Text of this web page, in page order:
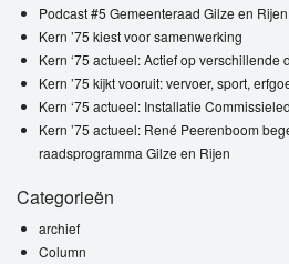
Podcast #5 Gemeenteraad Gilze en
Kern ’75 kiest voor samenwerking
Kern ‘75 actueel: Actief op verschillende
Kern ’75 kijkt vooruit: vervoer, sport,
Kern ‘75 actueel: Installatie
Kern ’75 actueel: René Peerenboom
raadsprogramma Gilze en Rijen
Categorieën
archief
Column